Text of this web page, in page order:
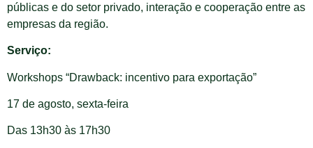
públicas e do setor privado, interação e cooperação entre as
empresas da região.
Serviço:
Workshops “Drawback: incentivo para exportação”
17 de agosto, sexta-feira
Das 13h30 às 17h30